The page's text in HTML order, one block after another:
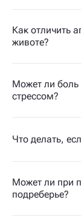
Как отличить
животе?
Может ли боль
стрессом?
Что делать,
Может ли при
подреберье?